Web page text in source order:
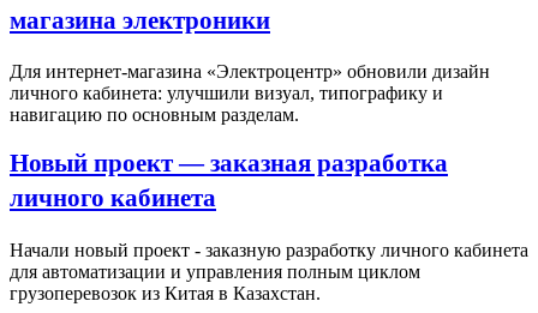
магазина электроники
Для интернет-магазина «Электроцентр» обновили дизайн
личного кабинета: улучшили визуал, типографику и
навигацию по основным разделам.
Новый проект — заказная разработка
личного кабинета
Начали новый проект - заказную разработку личного кабинета
для автоматизации и управления полным циклом
грузоперевозок из Китая в Казахстан.